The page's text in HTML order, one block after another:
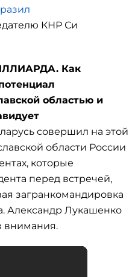
КНР Си
Как
областью и
совершил на этой
области России
которые
перед встречей,
загранкомандировка
Александр Лукашенко
внимания.